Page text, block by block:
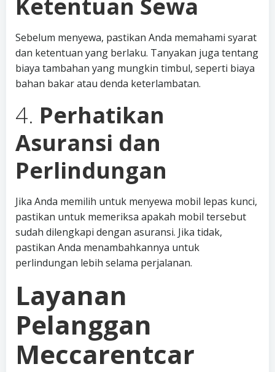
Ketentuan Sewa
Sebelum menyewa, pastikan Anda memahami syarat
dan ketentuan yang berlaku. Tanyakan juga tentang
biaya tambahan yang mungkin timbul, seperti biaya
bahan bakar atau denda keterlambatan.
4. Perhatikan
Asuransi dan
Perlindungan
Jika Anda memilih untuk menyewa mobil lepas kunci,
pastikan untuk memeriksa apakah mobil tersebut
sudah dilengkapi dengan asuransi. Jika tidak,
pastikan Anda menambahkannya untuk
perlindungan lebih selama perjalanan.
Layanan
Pelanggan
Meccarentcar